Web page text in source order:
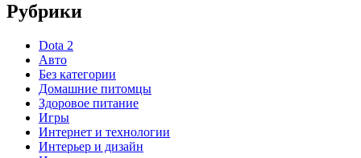
Рубрики
Dota 2
Авто
Без категории
Домашние питомцы
Здоровое питание
Игры
Интернет и технологии
Интерьер и дизайн